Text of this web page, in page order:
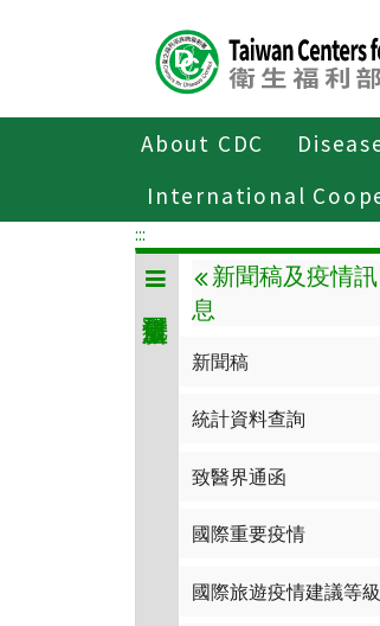
About CDC
International傳染病與防疫
:::
新聞稿及疫情訊
息
新聞稿
統計資料查詢
致醫界通函
國際重要疫情
國際旅遊疫情建議等級